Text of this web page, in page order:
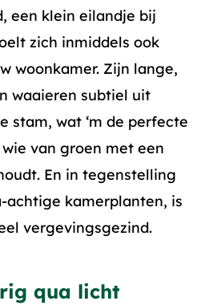
een klein eilandje bij
zich inmiddels ook
woonkamer. Zijn lange,
waaieren subtiel uit
stam, wat ‘m de perfecte
van groen met een
En in tegenstelling
achtige kamerplanten, is
vergevingsgezind.
qua licht